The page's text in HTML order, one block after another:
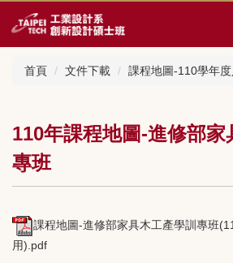
到
主
首頁 文件下載 課程地圖-110學年
110年課程地圖-進修部家
專班
課程地圖-進修部家具木工產學訓專班
用).pdf